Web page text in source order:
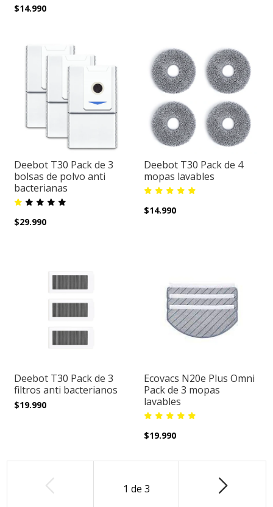
$14.990
Deebot T30 Pack de 3
bolsas de polvo anti
bacterianas
$29.990
Deebot T30 Pack de 4
mopas lavables
$14.990
Deebot T30 Pack de 3
filtros anti bacterianos
$19.990
Ecovacs N20e Plus Omni
Pack de 3 mopas
lavables
$19.990
1 de 3